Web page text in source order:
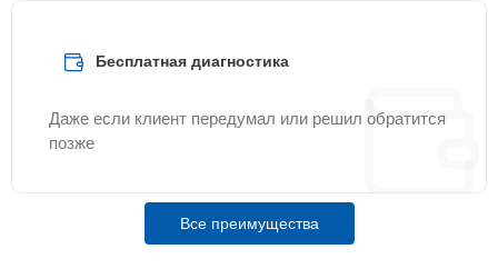
Бесплатная диагностика
Даже если клиент передумал или решил обратится
позже
Все преимущества